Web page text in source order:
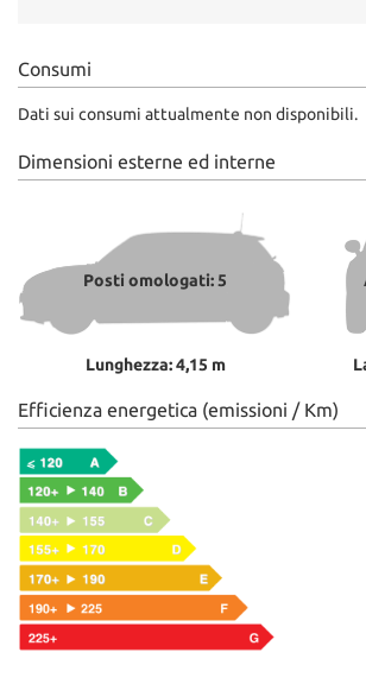
Consumi
Dati sui consumi attualmente non disponibili.
Dimensioni esterne ed interne
Posti omologati: 5
Lunghezza: 4,15 m
Efficienza energetica (emissioni / Km)